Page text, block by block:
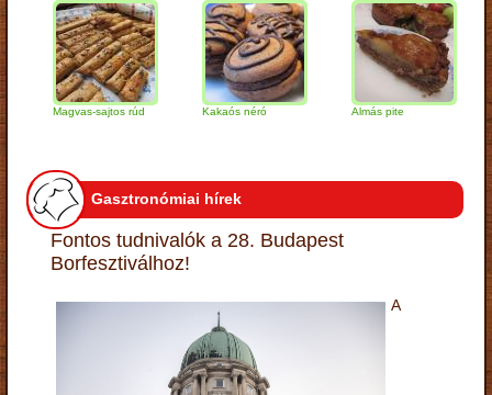
Magvas-sajtos rúd Kakaós néró Almás pite
Gasztronómiai hírek
Fontos tudnivalók a 28. Budapest
Borfesztiválhoz!
A